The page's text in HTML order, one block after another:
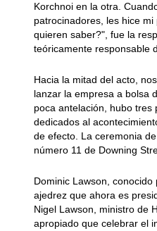
Korchnoi en la otra.
patrocinadores, les hice
quieren saber?", fue la
teóricamente responsable
Hacia la mitad del acto,
lanzar la empresa a bolsa
poca antelación, hubo tres
dedicados al
de efecto. La ceremonia
número 11 de Downing
Dominic Lawson,
ajedrez que ahora es
Nigel Lawson, ministro de
apropiado que celebrar el